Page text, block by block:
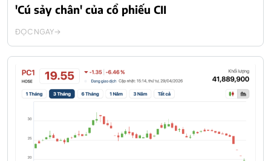
'Cú sảy chân' của cổ phiếu CII
ĐỌC NGAY